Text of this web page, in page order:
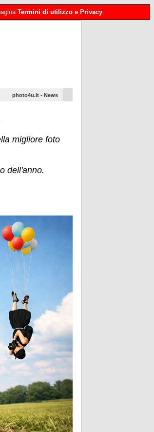
Termini di utilizzo e Privacy.
photo4u.it - News
migliore foto
dell'anno.